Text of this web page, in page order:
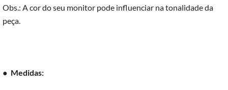
Obs.: A cor do seu monitor pode influenciar na tonalidade da
peça.
● Medidas: